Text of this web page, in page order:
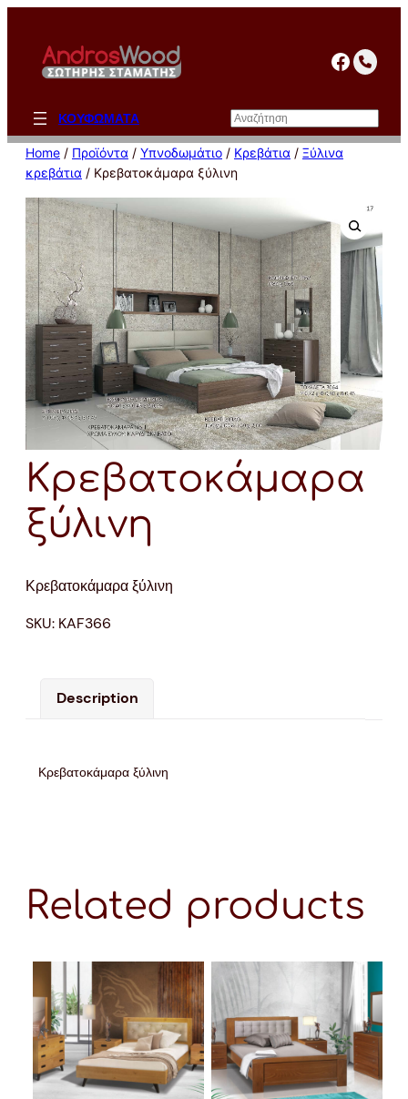
περιεχόμενο
ΚΟΥΦΩΜΑΤΑ Αναζήτηση
Home / Προϊόντα / Υπνοδωμάτιο / Κρεβάτια / Ξύλινα
κρεβάτια / Κρεβατοκάμαρα ξύλινη
Κρεβατοκάμαρα
ξύλινη
Κρεβατοκάμαρα ξύλινη
SKU: KAF366
Description
Κρεβατοκάμαρα ξύλινη
Related products